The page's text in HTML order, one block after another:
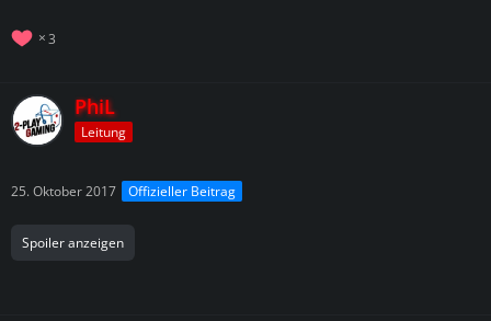
3
PhiL
Leitung
25. Oktober 2017 Offizieller Beitrag
Spoiler anzeigen